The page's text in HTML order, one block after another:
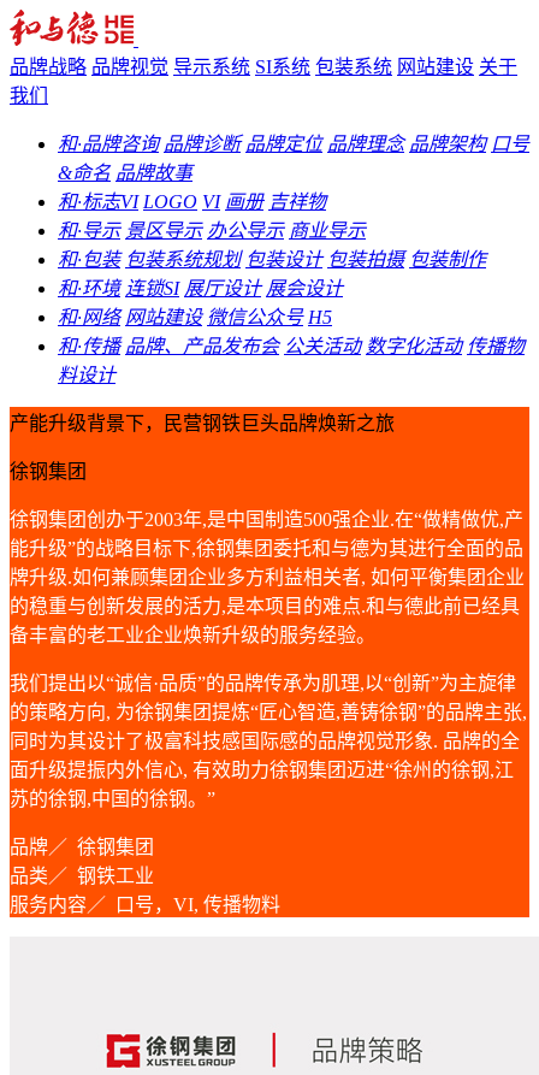
品牌战略 品牌视觉 导示系统 SI系统 包装系统 网站建设 关于
我们
和·品牌咨询 品牌诊断 品牌定位 品牌理念 品牌架构 口号
&命名 品牌故事
和·标志VI LOGO VI 画册 吉祥物
和·导示 景区导示 办公导示 商业导示
和·包装 包装系统规划 包装设计 包装拍摄 包装制作
和·环境 连锁SI 展厅设计 展会设计
和·网络 网站建设 微信公众号 H5
和·传播 品牌、产品发布会 公关活动 数字化活动 传播物
料设计
产能升级背景下，民营钢铁巨头品牌焕新之旅
徐钢集团
徐钢集团创办于2003年,是中国制造500强企业.在“做精做优,产
能升级”的战略目标下,徐钢集团委托和与德为其进行全面的品
牌升级.如何兼顾集团企业多方利益相关者, 如何平衡集团企业
的稳重与创新发展的活力,是本项目的难点.和与德此前已经具
备丰富的老工业企业焕新升级的服务经验。
我们提出以“诚信·品质”的品牌传承为肌理,以“创新”为主旋律
的策略方向, 为徐钢集团提炼“匠心智造,善铸徐钢”的品牌主张,
同时为其设计了极富科技感国际感的品牌视觉形象. 品牌的全
面升级提振内外信心, 有效助力徐钢集团迈进“徐州的徐钢,江
苏的徐钢,中国的徐钢。”
品牌／ 徐钢集团
品类／ 钢铁工业
服务内容／ 口号，VI, 传播物料